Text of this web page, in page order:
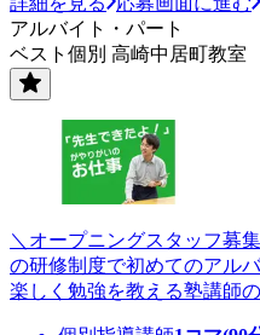
アルバイト・パート
ベスト個別 高崎中居町教室
＼オープニングスタッフ募
の研修制度で初めてのアル
楽しく勉強を教える塾講師